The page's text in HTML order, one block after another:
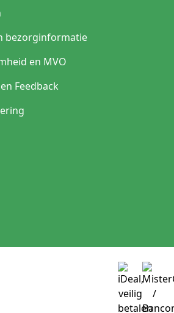
bezorginformatie
en MVO
Feedback